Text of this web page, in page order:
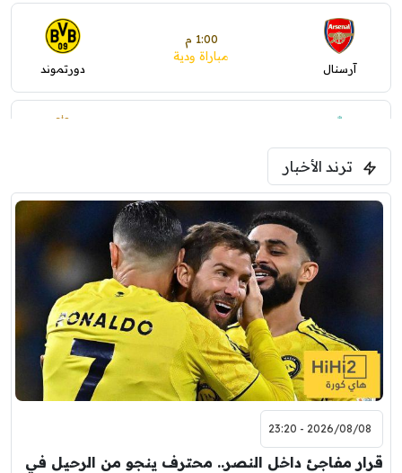
آرسنال
1:00 م
مباراة ودية
دورتموند
ليفربول
ترند الأخبار
2026/08/08 - 23:20
قرار مفاجئ داخل النصر.. محترف ينجو من الرحيل في